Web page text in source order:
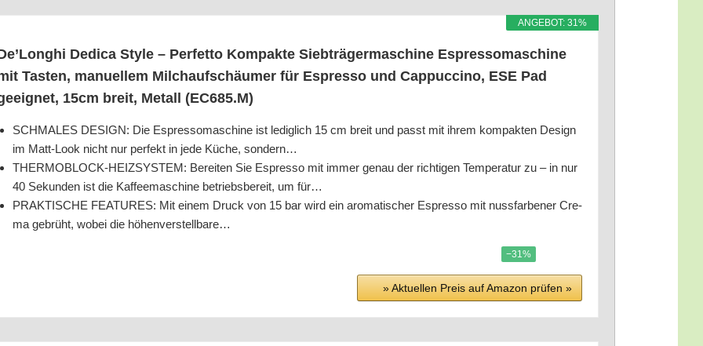
ANGE­BOT: 31%
Dedi­ca Style – Per­fet­to Kom­pak­te Sieb­trä­ger­ma­schi­ne Espres­so­ma­schi­ne
Tas­ten, manu­el­lem Milch­auf­schäu­mer für Espres­so und Cap­puc­ci­no, ESE Pad
15cm breit, Metall (EC685.M)
SCHMALES DESIGN: Die Espres­so­ma­schi­ne ist ledig­lich 15 cm breit und passt mit ihrem kom­pak­ten Design
im Matt-Look nicht nur per­fekt in jede Küche, sondern…
THERMOBLOCK-HEIZSYSTEM: Berei­ten Sie Espres­so mit immer genau der rich­ti­gen Tem­pe­ra­tur zu – in nur
40 Sekun­den ist die Kaf­fee­ma­schi­ne betriebs­be­reit, um für…
PRAKTISCHE FEATURES: Mit einem Druck von 15 bar wird ein aro­ma­ti­scher Espres­so mit nuss­far­be­ner Cre­
ma gebrüht, wobei die höhenverstellbare…
−31%
» Aktu­el­len Preis auf Ama­zon prü­fen »